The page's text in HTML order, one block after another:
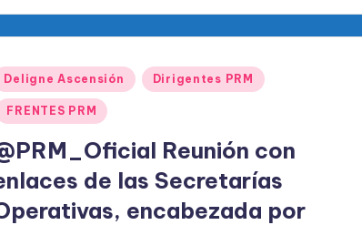
Deligne Ascensión Dirigentes PRM
FRENTES PRM
Reunión con
de las Secretarías
encabezada por